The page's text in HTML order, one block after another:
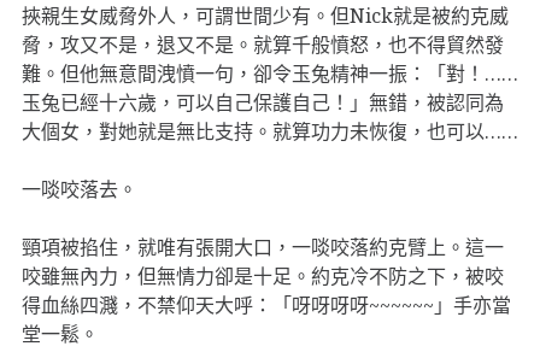
挾親生女威脅外人，可謂世間少有。但Nick就是被約克威
脅，攻又不是，退又不是。就算千般憤怒，也不得貿然發
難。但他無意間洩憤一句，卻令玉兔精神一振：「對！……
玉兔已經十六歲，可以自己保護自己！」無錯，被認同為
大個女，對她就是無比支持。就算功力未恢復，也可以……
一啖咬落去。
頸項被掐住，就唯有張開大口，一啖咬落約克臂上。這一
咬雖無內力，但無情力卻是十足。約克冷不防之下，被咬
得血絲四濺，不禁仰天大呼：「呀呀呀呀~~~~~~」手亦當
堂一鬆。